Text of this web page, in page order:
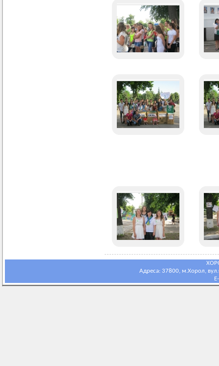
Адреса: 37800, м.Хорол,